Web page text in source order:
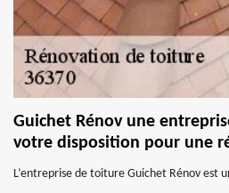
Guichet Rénov une
votre disposition pour une
L’entreprise de toiture Guichet Rénov est